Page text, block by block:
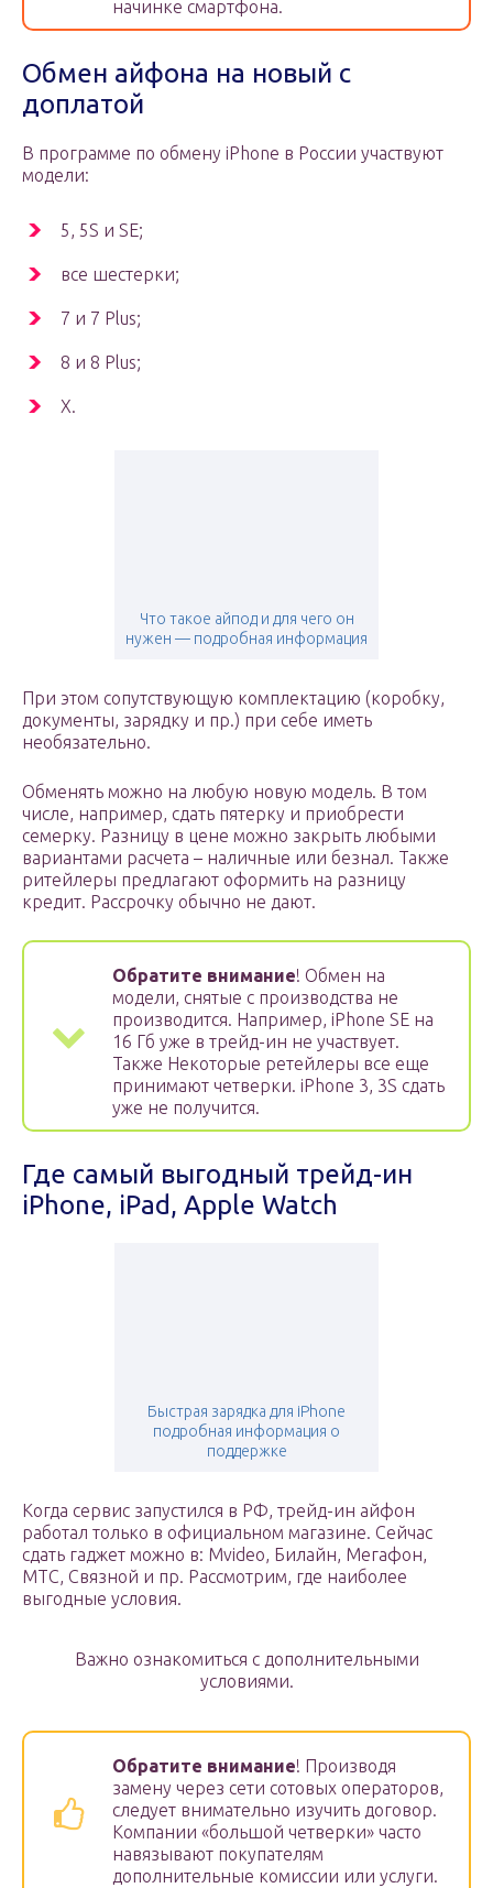
начинке смартфона.
Обмен айфона на новый с
доплатой
В программе по обмену iPhone в России участвуют
модели:
5, 5S и SE;
все шестерки;
7 и 7 Plus;
8 и 8 Plus;
X.
Что такое айпод и для чего он
нужен — подробная информация
При этом сопутствующую комплектацию (коробку,
документы, зарядку и пр.) при себе иметь
необязательно.
Обменять можно на любую новую модель. В том
числе, например, сдать пятерку и приобрести
семерку. Разницу в цене можно закрыть любыми
вариантами расчета – наличные или безнал. Также
ритейлеры предлагают оформить на разницу
кредит. Рассрочку обычно не дают.
Обратите внимание! Обмен на
модели, снятые с производства не
производится. Например, iPhone SE на
16 Гб уже в трейд-ин не участвует.
Также Некоторые ретейлеры все еще
принимают четверки. iPhone 3, 3S сдать
уже не получится.
Где самый выгодный трейд-ин
iPhone, iPad, Apple Watch
Быстрая зарядка для iPhone
подробная информация о
поддержке
Когда сервис запустился в РФ, трейд-ин айфон
работал только в официальном магазине. Сейчас
сдать гаджет можно в: Mvideo, Билайн, Мегафон,
МТС, Связной и пр. Рассмотрим, где наиболее
выгодные условия.
Важно ознакомиться с дополнительными
условиями.
Обратите внимание! Производя
замену через сети сотовых операторов,
следует внимательно изучить договор.
Компании «большой четверки» часто
навязывают покупателям
дополнительные комиссии или услуги.